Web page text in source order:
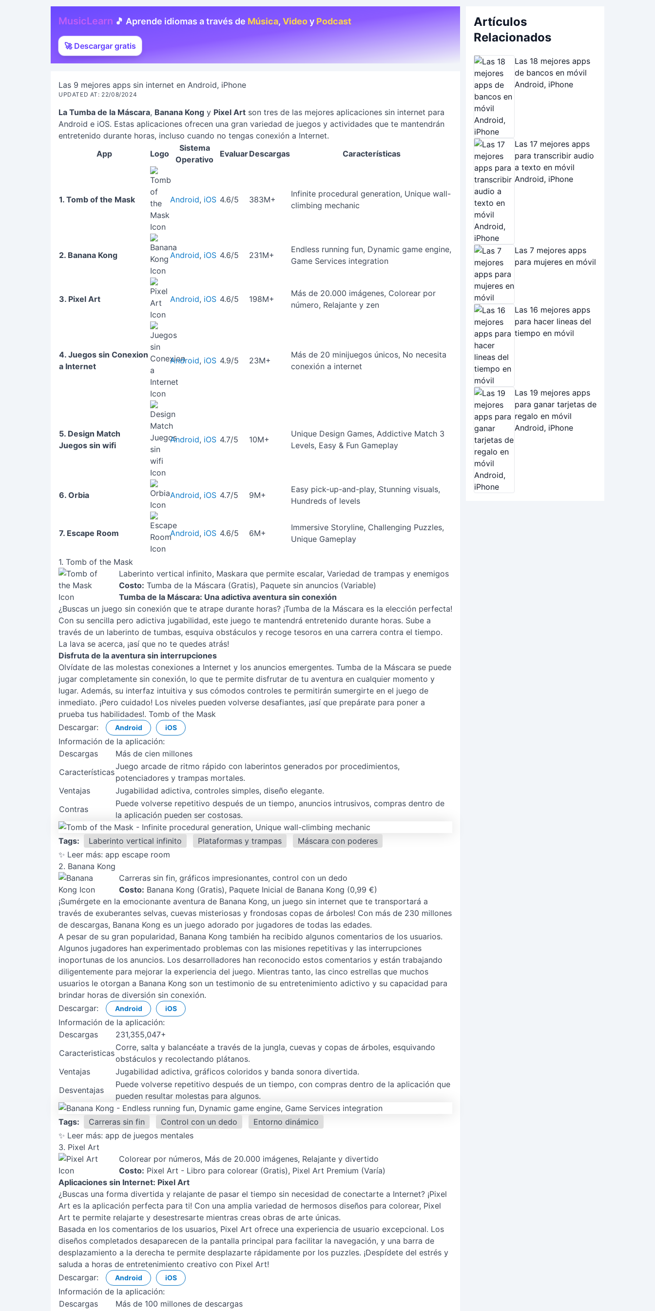
MusicLearn 🎵 Aprende idiomas a través de Música, Videoy Podcast
🚀 Descargar gratis
Las 9 mejores apps sin internet en Android, iPhone
UPDATED AT: 22/08/2024
La Tumba de la Máscara, Banana Kong y Pixel Art son tres de las mejores aplicaciones sin internet para
Android e iOS. Estas aplicaciones ofrecen una gran variedad de juegos y actividades que te mantendrán
entretenido durante horas, incluso cuando no tengas conexión a Internet.
App
Logo
Sistema
Operativo
EvaluarDescargas Características
1. Tomb of the Mask Android, iOS 4.6/5 383M+
Infinite procedural generation, Unique wall-
climbing mechanic
2. Banana Kong Android, iOS 4.6/5 231M+
Endless running fun, Dynamic game engine,
Game Services integration
3. Pixel Art Android, iOS 4.6/5 198M+
Más de 20.000 imágenes, Colorear por
número, Relajante y zen
4. Juegos sin Conexion
a Internet
Android, iOS 4.9/5 23M+
Más de 20 minijuegos únicos, No necesita
conexión a internet
5. Design Match
Juegos sin wifi
Android, iOS 4.7/5 10M+
Unique Design Games, Addictive Match 3
Levels, Easy & Fun Gameplay
6. Orbia Android, iOS 4.7/5 9M+
Easy pick-up-and-play, Stunning visuals,
Hundreds of levels
7. Escape Room Android, iOS 4.6/5 6M+
Immersive Storyline, Challenging Puzzles,
Unique Gameplay
1. Tomb of the Mask
Laberinto vertical infinito, Maskara que permite escalar, Variedad de trampas y enemigos
Costo: Tumba de la Máscara (Gratis), Paquete sin anuncios (Variable)
Tumba de la Máscara: Una adictiva aventura sin conexión
¿Buscas un juego sin conexión que te atrape durante horas? ¡Tumba de la Máscara es la elección perfecta!
Con su sencilla pero adictiva jugabilidad, este juego te mantendrá entretenido durante horas. Sube a
través de un laberinto de tumbas, esquiva obstáculos y recoge tesoros en una carrera contra el tiempo.
La lava se acerca, ¡así que no te quedes atrás!
Disfruta de la aventura sin interrupciones
Olvídate de las molestas conexiones a Internet y los anuncios emergentes. Tumba de la Máscara se puede
jugar completamente sin conexión, lo que te permite disfrutar de tu aventura en cualquier momento y
lugar. Además, su interfaz intuitiva y sus cómodos controles te permitirán sumergirte en el juego de
inmediato. ¡Pero cuidado! Los niveles pueden volverse desafiantes, ¡así que prepárate para poner a
prueba tus habilidades!. Tomb of the Mask
Descargar:
Android iOS
Información de la aplicación:
Descargas
Más de cien millones
Características
Juego arcade de ritmo rápido con laberintos generados por procedimientos,
potenciadores y trampas mortales.
Ventajas
Jugabilidad adictiva, controles simples, diseño elegante.
Contras
Puede volverse repetitivo después de un tiempo, anuncios intrusivos, compras dentro de
la aplicación pueden ser costosas.
Tags: Laberinto vertical infinito Plataformas y trampas
Máscara con poderes
✨ Leer más: app escape room
2. Banana Kong
Carreras sin fin, gráficos impresionantes, control con un dedo
Costo: Banana Kong (Gratis), Paquete Inicial de Banana Kong (0,99 €)
¡Sumérgete en la emocionante aventura de Banana Kong, un juego sin internet que te transportará a
través de exuberantes selvas, cuevas misteriosas y frondosas copas de árboles! Con más de 230 millones
de descargas, Banana Kong es un juego adorado por jugadores de todas las edades.
A pesar de su gran popularidad, Banana Kong también ha recibido algunos comentarios de los usuarios.
Algunos jugadores han experimentado problemas con las misiones repetitivas y las interrupciones
inoportunas de los anuncios. Los desarrolladores han reconocido estos comentarios y están trabajando
diligentemente para mejorar la experiencia del juego. Mientras tanto, las cinco estrellas que muchos
usuarios le otorgan a Banana Kong son un testimonio de su entretenimiento adictivo y su capacidad para
brindar horas de diversión sin conexión.
Descargar:
Android iOS
Información de la aplicación:
Descargas
231,355,047+
Caracteristicas
Corre, salta y balancéate a través de la jungla, cuevas y copas de árboles, esquivando
obstáculos y recolectando plátanos.
Ventajas
Jugabilidad adictiva, gráficos coloridos y banda sonora divertida.
Desventajas
Puede volverse repetitivo después de un tiempo, con compras dentro de la aplicación que
pueden resultar molestas para algunos.
Tags: Carreras sin fin Control con un dedo
Entorno dinámico
✨ Leer más: app de juegos mentales
3. Pixel Art
Colorear por números, Más de 20.000 imágenes, Relajante y divertido
Costo: Pixel Art - Libro para colorear (Gratis), Pixel Art Premium (Varía)
Aplicaciones sin Internet: Pixel Art
¿Buscas una forma divertida y relajante de pasar el tiempo sin necesidad de conectarte a Internet? ¡Pixel
Art es la aplicación perfecta para ti! Con una amplia variedad de hermosos diseños para colorear, Pixel
Art te permite relajarte y desestresarte mientras creas obras de arte únicas.
Basada en los comentarios de los usuarios, Pixel Art ofrece una experiencia de usuario excepcional. Los
diseños completados desaparecen de la pantalla principal para facilitar la navegación, y una barra de
desplazamiento a la derecha te permite desplazarte rápidamente por los puzzles. ¡Despídete del estrés y
saluda a horas de entretenimiento creativo con Pixel Art!
Descargar:
Android iOS
Información de la aplicación:
Descargas
Más de 100 millones de descargas
Artículos
Relacionados
Las 18 mejores apps
de bancos en móvil
Android, iPhone
Las 17 mejores apps
para transcribir audio
a texto en móvil
Android, iPhone
Las 7 mejores apps
para mujeres en móvil
Las 16 mejores apps
para hacer lineas del
tiempo en móvil
Las 19 mejores apps
para ganar tarjetas de
regalo en móvil
Android, iPhone